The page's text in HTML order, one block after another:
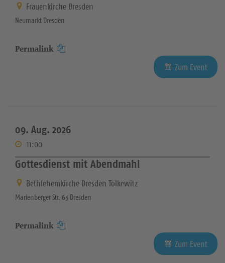
Frauenkirche Dresden
Neumarkt Dresden
Permalink
Zum Event
09. Aug. 2026
11:00
Gottesdienst mit Abendmahl
Bethlehemkirche Dresden Tolkewitz
Marienberger Str. 65 Dresden
Permalink
Zum Event